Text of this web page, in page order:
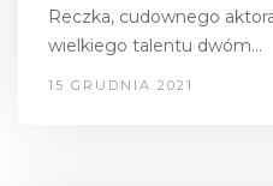
Reczka, cudownego
wielkiego talentu dwóm…
15 GRUDNIA 2021